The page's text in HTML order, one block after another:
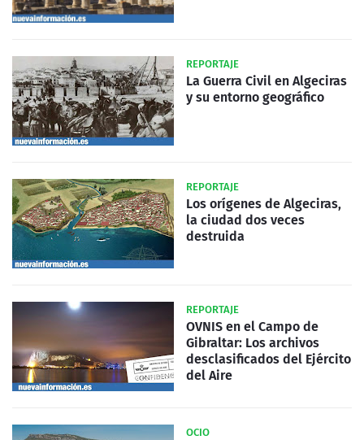
REPORTAJE
La Guerra Civil en Algeciras
y su entorno geográfico
REPORTAJE
Los orígenes de Algeciras,
la ciudad dos veces
destruida
REPORTAJE
OVNIS en el Campo de
Gibraltar: Los archivos
desclasificados del Ejército
del Aire
OCIO